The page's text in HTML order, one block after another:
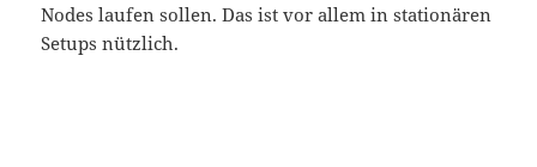
Nodes laufen sollen. Das ist vor allem in stationären
Setups nützlich.